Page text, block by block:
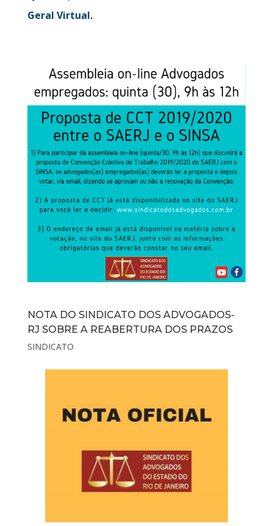
Geral Virtual.
NOTA DO SINDICATO DOS ADVOGADOS-
RJ SOBRE A REABERTURA DOS PRAZOS
SINDICATO